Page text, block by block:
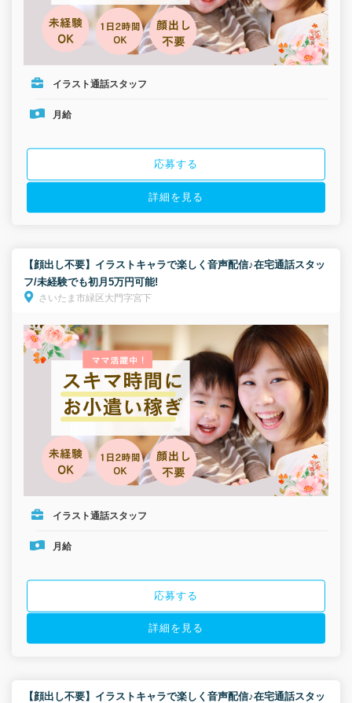
イラスト通話スタッフ
月給
応募する
詳細を見る
【顔出し不要】イラストキャラで楽しく音声配信♪在宅通話スタッ
フ/未経験でも初月5万円可能!
さいたま市緑区大門字宮下
イラスト通話スタッフ
月給
応募する
詳細を見る
【顔出し不要】イラストキャラで楽しく音声配信♪在宅通話スタッ